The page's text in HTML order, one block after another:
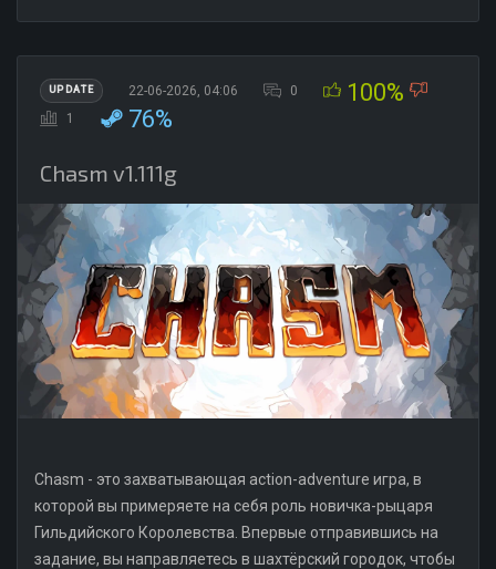
UPDATE 22-06-2026, 04:06 0 100%
1 76%
Chasm v1.111g
Chasm - это захватывающая action-adventure игра, в
которой вы примеряете на себя роль новичка-рыцаря
Гильдийского Королевства. Впервые отправившись на
задание, вы направляетесь в шахтёрский городок, чтобы